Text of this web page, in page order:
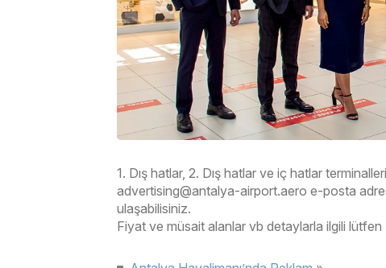
1. Dış hatlar, 2. Dış hatlar ve iç hatlar
advertising@antalya-airport.aero e-posta
ulaşabilisiniz.
Fiyat ve müsait alanlar vb detaylarla ilgili lütfen